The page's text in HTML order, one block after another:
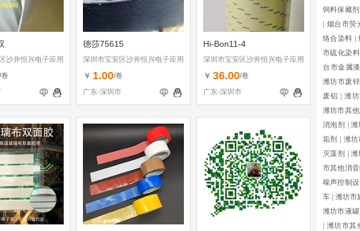
沙井恒兴电子应用
/卷
德莎75615
深圳市宝安区沙井恒兴电子应用
材料行
￥ 1.00/卷
广东-深圳市
Hi-Bon11-4
深圳市宝安区沙井恒兴电子应用
材料行
￥ 36.00/卷
广东-深圳市
饲料保藏剂
烟台市荧
络合染料
市硫化染料
台市金属漆
潍坊市废锌
废铝
潍
潍坊市其
消泡剂
潍
垢剂
潍坊
灭藻剂
潍
市其他消
噪声控制
车
潍坊市
潍坊市液
潍坊市其